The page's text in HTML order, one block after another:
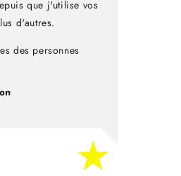
que j'utilise vos
d'autres.
des personnes